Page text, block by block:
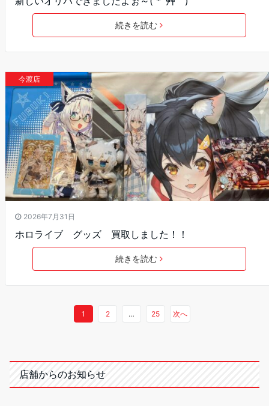
続きを読む
今渡店
2026年7月31日
ホロライブ グッズ 買取しました！！
続きを読む
1 2 … 25 次へ
店舗からのお知らせ